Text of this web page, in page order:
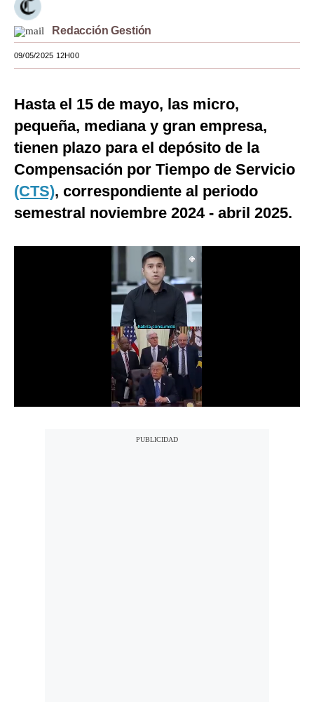
Moda
Estilos
EEUU
México
Internacional
Tecnología
Club del Suscriptor
Redacción Gestión
09/05/2025 12H00
Hasta el 15 de mayo, las micro,
pequeña, mediana y gran empresa,
tienen plazo para el depósito de la
Compensación por Tiempo de Servicio
(CTS), correspondiente al periodo
semestral noviembre 2024 - abril 2025.